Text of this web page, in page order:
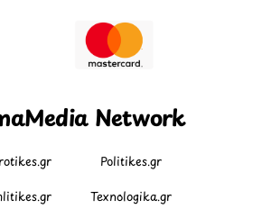
Network
Politikes.gr
Texnologika.gr